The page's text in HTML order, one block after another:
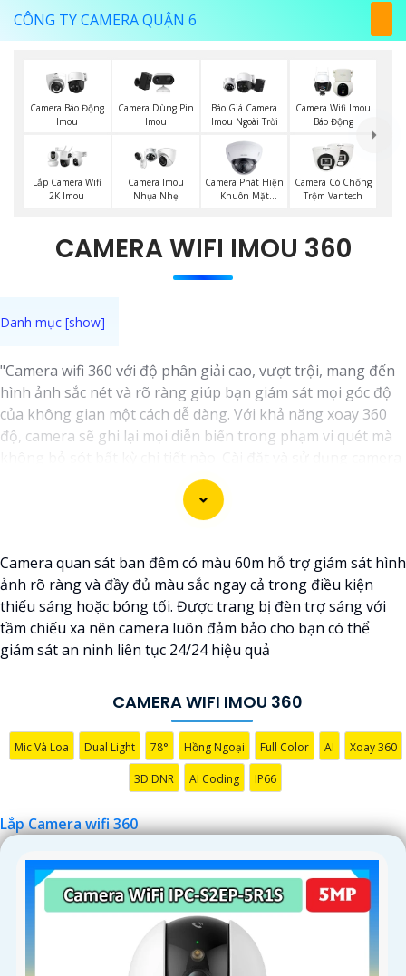
CÔNG TY CAMERA QUẬN 6
Camera Báo Động
Imou
Camera Dùng Pin
Imou
Báo Giá Camera
Imou Ngoài Trời
Camera Wifi Imou
Báo Động
Lắp Camera Wifi
2K Imou
Camera Imou
Nhụa Nhẹ
Camera Phát Hiện
Khuôn Mặt
Camera Có Chống
Trộm Vantech
CAMERA WIFI IMOU 360
"Camera wifi 360 với độ phân giải cao, vượt trội, mang đến
hình ảnh sắc nét và rõ ràng giúp bạn giám sát mọi góc độ
của không gian một cách dễ dàng. Với khả năng xoay 360
độ, camera sẽ ghi lại mọi diễn biến trong phạm vi quét mà
qua kết nối wifi cũng rất tiện lợi, bạn có thể theo dõi từ xa
thông qua ứng dụng di động một cách đơn giản. Camera
wifi 360 là sự lựa chọn hoàn hảo để bảo vệ nhà cửa, văn
về chất lượng hình ảnh. Hãy trải nghiệm công nghệ hiện đại
và an ninh tối ưu với Camera wifi 360 hình ảnh sắc nét của
chúng tôi ngay hôm nay!"
Camera quan sát ban đêm có màu 60m hỗ trợ giám sát hình
ảnh rõ ràng và đầy đủ màu sắc ngay cả trong điều kiện
thiếu sáng hoặc bóng tối. Được trang bị đèn trợ sáng với
tầm chiếu xa nên camera luôn đảm bảo cho bạn có thể
giám sát an ninh liên tục 24/24 hiệu quả
CAMERA WIFI IMOU 360
Mic Và Loa Dual Light 78° Hồng Ngoại Full Color AI Xoay 360
3D DNR AI Coding IP66
Lắp Camera wifi 360